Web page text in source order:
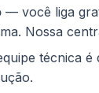
— você liga
Nossa
técnica é